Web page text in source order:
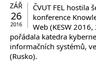
ZÁŘ
26
2016
ČVUT FEL hostila
konference
Web (KESW
pořádala katedra
informačních systémů,
(Rusko).